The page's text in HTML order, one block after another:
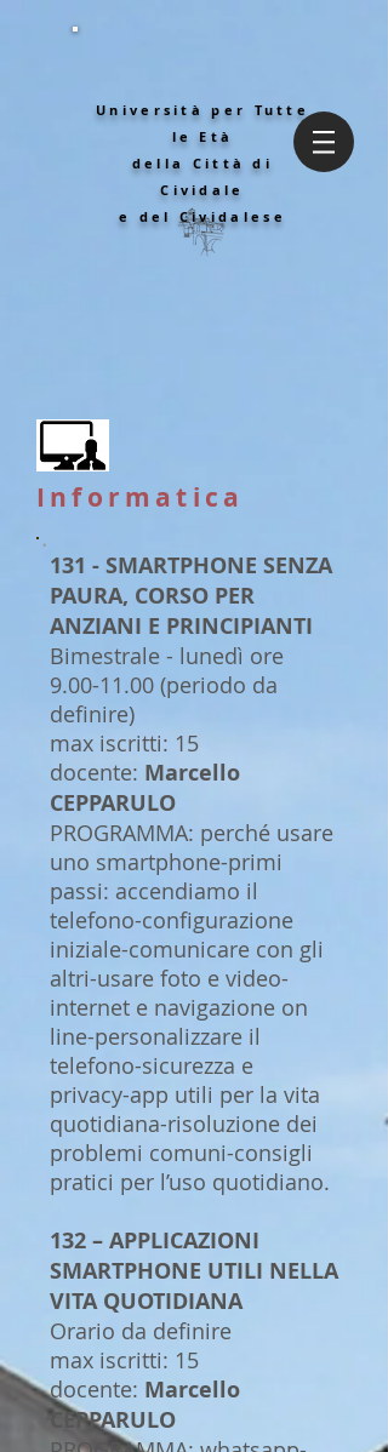
Università per Tutte
le Età
della Città di
Cividale
e del Cividalese
Informatica
131 - SMARTPHONE SENZA
PAURA, CORSO PER
ANZIANI E PRINCIPIANTI
Bimestrale - lunedì ore
9.00-11.00 (periodo da
definire)
max iscritti: 15
docente: Marcello
CEPPARULO
PROGRAMMA: perché usare
uno smartphone-primi
passi: accendiamo il
telefono-configurazione
iniziale-comunicare con gli
altri-usare foto e video-
internet e navigazione on
line-personalizzare il
telefono-sicurezza e
privacy-app utili per la vita
quotidiana-risoluzione dei
problemi comuni-consigli
pratici per l’uso quotidiano.
132 – APPLICAZIONI
SMARTPHONE UTILI NELLA
VITA QUOTIDIANA
Orario da definire
max iscritti: 15
docente: Marcello
CEPPARULO